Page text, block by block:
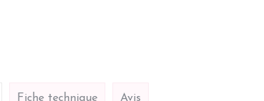
Fiche technique Avis